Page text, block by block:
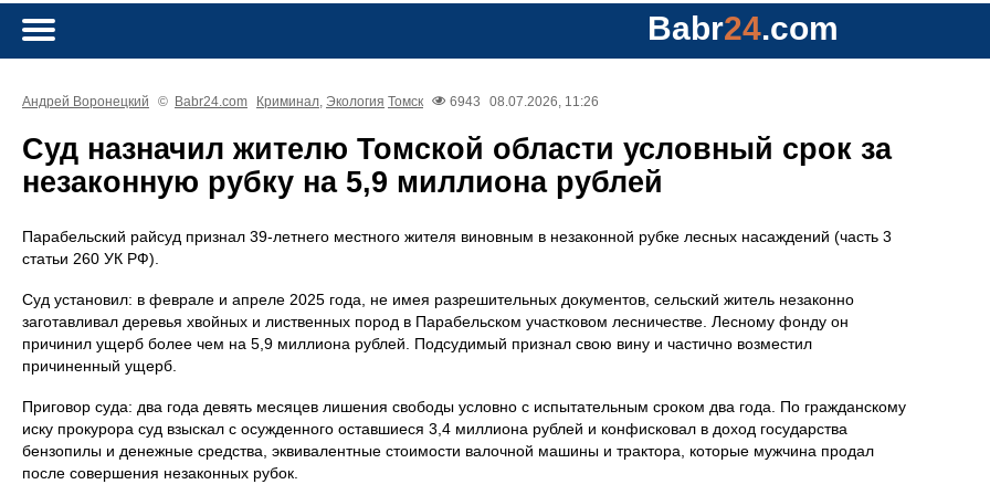
Babr24.com
Андрей Воронецкий © Babr24.com Криминал, Экология Томск 6943 08.07.2026, 11:26
Суд назначил жителю Томской области условный срок за
незаконную рубку на 5,9 миллиона рублей
Парабельский райсуд признал 39-летнего местного жителя виновным в незаконной рубке лесных насаждений (часть 3
статьи 260 УК РФ).
Суд установил: в феврале и апреле 2025 года, не имея разрешительных документов, сельский житель незаконно
заготавливал деревья хвойных и лиственных пород в Парабельском участковом лесничестве. Лесному фонду он
причинил ущерб более чем на 5,9 миллиона рублей. Подсудимый признал свою вину и частично возместил
причиненный ущерб.
Приговор суда: два года девять месяцев лишения свободы условно с испытательным сроком два года. По гражданскому
иску прокурора суд взыскал с осужденного оставшиеся 3,4 миллиона рублей и конфисковал в доход государства
бензопилы и денежные средства, эквивалентные стоимости валочной машины и трактора, которые мужчина продал
после совершения незаконных рубок.